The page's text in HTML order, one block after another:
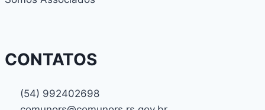
CONTATOS
(54) 992402698